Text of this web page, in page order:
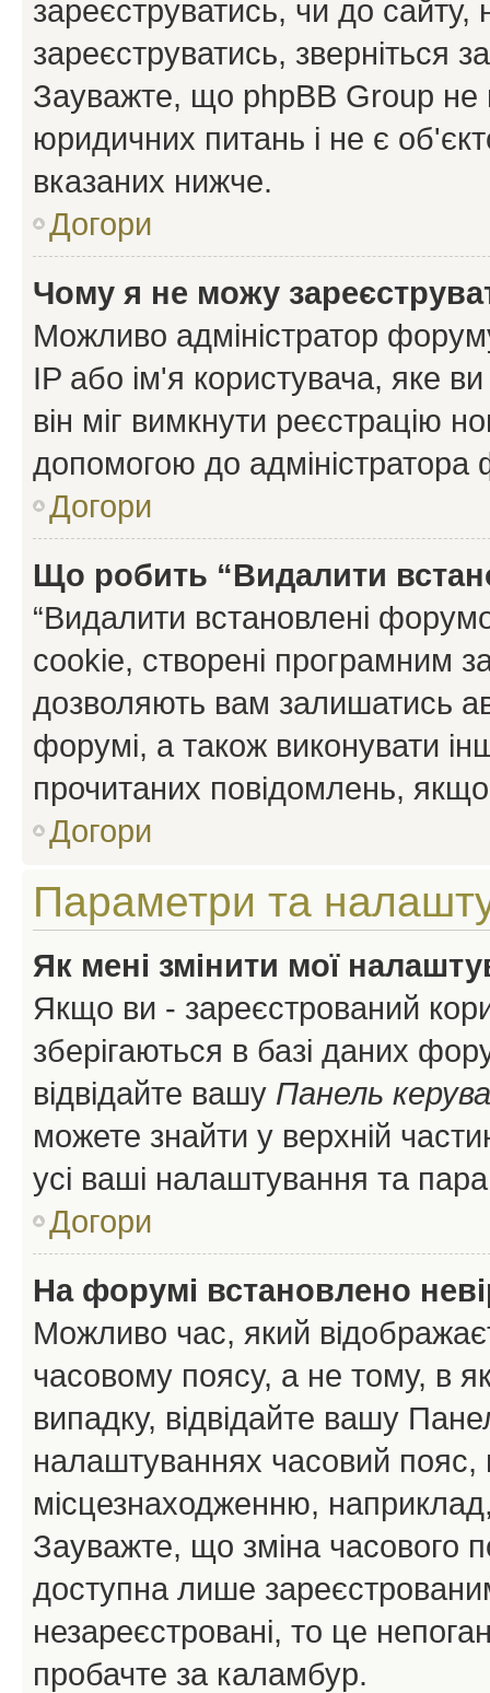
зареєструватись, чи до
зареєструватись, зверніться
Зауважте, що phpBB Group не
юридичних питань і не є
вказаних нижче.
Догори
Чому я не можу
Можливо адміністратор
IP або ім'я користувача, яке
він міг вимкнути реєстрацію
допомогою до адміністратора
Догори
Що робить “Видалити
“Видалити встановлені
cookie, створені програмним
дозволяють вам залишатись
форумі, а також виконувати
прочитаних повідомлень,
Догори
Параметри та
Як мені змінити мої
Якщо ви - зареєстрований
зберігаються в базі даних
відвідайте вашу Панель
можете знайти у верхній
усі ваші налаштування та
Догори
На форумі встановлено
Можливо час, який
часовому поясу, а не тому, в
випадку, відвідайте вашу
налаштуваннях часовий пояс,
місцезнаходженню,
Зауважте, що зміна часового
доступна лише
незареєстровані, то це
пробачте за каламбур.